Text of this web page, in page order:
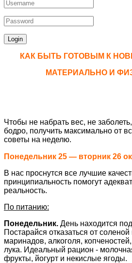
КАК БЫТЬ ГОТОВЫМ К
МАТЕРИАЛЬНО И
Чтобы не набрать вес, не
бодро, получить максимально от
советы на неделю.
Понедельник 25 — вторник 26
В нас проснутся все лучшие
принципиальность помогут
реальность.
По питанию:
Понедельник. День находится
Постарайся отказаться от
маринадов, алкоголя,
лука. Идеальный рацион -
фрукты, йогурт и некислые ягоды.